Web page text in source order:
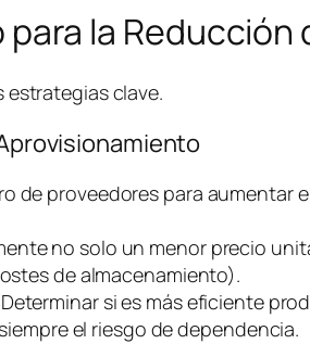
para la
estrategias clave.
de proveedores para
no solo un menor precio
de almacenamiento).
Determinar si es más eficiente
el riesgo de dependencia.